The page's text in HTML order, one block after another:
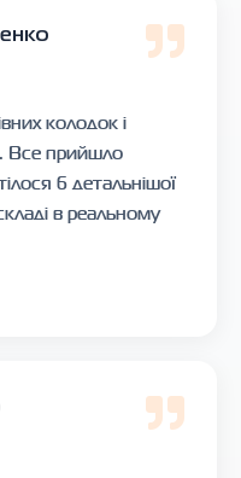
колодок і
Все прийшло
б детальнішої
в реальному